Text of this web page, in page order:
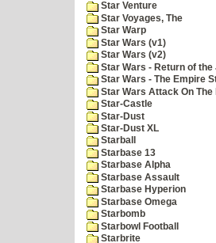
Star Venture
Star Voyages, The
Star Warp
Star Wars (v1)
Star Wars (v2)
Star Wars - Return of
Star Wars - The Empire
Star Wars Attack On The
Star-Castle
Star-Dust
Star-Dust XL
Starball
Starbase 13
Starbase Alpha
Starbase Assault
Starbase Hyperion
Starbase Omega
Starbomb
Starbowl Football
Starbrite